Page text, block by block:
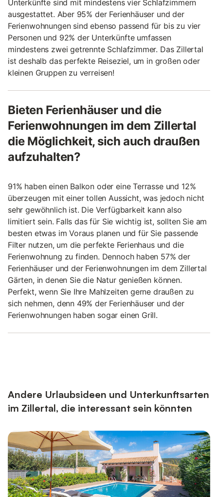
Unterkünfte sind mit mindestens vier Schlafzimmern
ausgestattet. Aber 95% der Ferienhäuser und der
Ferienwohnungen sind ebenso passend für bis zu vier
Personen und 92% der Unterkünfte umfassen
mindestens zwei getrennte Schlafzimmer. Das Zillertal
ist deshalb das perfekte Reiseziel, um in großen oder
kleinen Gruppen zu verreisen!
Bieten Ferienhäuser und die
Ferienwohnungen im dem Zillertal
die Möglichkeit, sich auch draußen
aufzuhalten?
91% haben einen Balkon oder eine Terrasse und 12%
überzeugen mit einer tollen Aussicht, was jedoch nicht
sehr gewöhnlich ist. Die Verfügbarkeit kann also
limitiert sein. Falls das für Sie wichtig ist, sollten Sie am
besten etwas im Voraus planen und für Sie passende
Filter nutzen, um die perfekte Ferienhaus und die
Ferienwohnung zu finden. Dennoch haben 57% der
Ferienhäuser und der Ferienwohnungen im dem Zillertal
Gärten, in denen Sie die Natur genießen können.
Perfekt, wenn Sie Ihre Mahlzeiten gerne draußen zu
sich nehmen, denn 49% der Ferienhäuser und der
Ferienwohnungen haben sogar einen Grill.
Andere Urlaubsideen und Unterkunftsarten
im Zillertal, die interessant sein könnten